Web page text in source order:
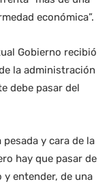
económica”.
Gobierno recibió
la administración
debe pasar del
y cara de la
hay que pasar de
entender, de una